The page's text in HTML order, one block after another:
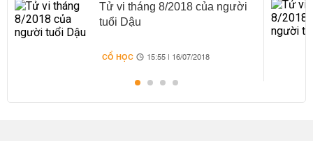
Tử vi tháng 8/2018 của người
tuổi Dậu
CỔ HỌC 15:55 | 16/07/2018